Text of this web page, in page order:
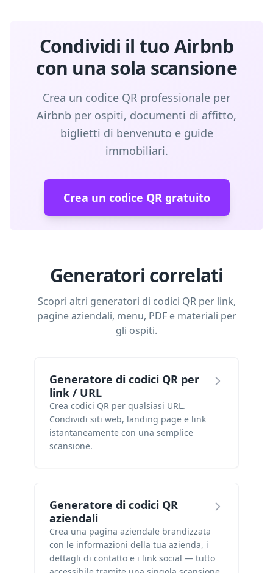
Condividi il tuo Airbnb
con una sola scansione
Crea un codice QR professionale per
Airbnb per ospiti, documenti di affitto,
biglietti di benvenuto e guide
immobiliari.
Crea un codice QR gratuito
Generatori correlati
Scopri altri generatori di codici QR per link,
pagine aziendali, menu, PDF e materiali per
gli ospiti.
Generatore di codici QR per
link / URL
Crea codici QR per qualsiasi URL.
Condividi siti web, landing page e link
istantaneamente con una semplice
scansione.
Generatore di codici QR
aziendali
Crea una pagina aziendale brandizzata
con le informazioni della tua azienda, i
dettagli di contatto e i link social — tutto